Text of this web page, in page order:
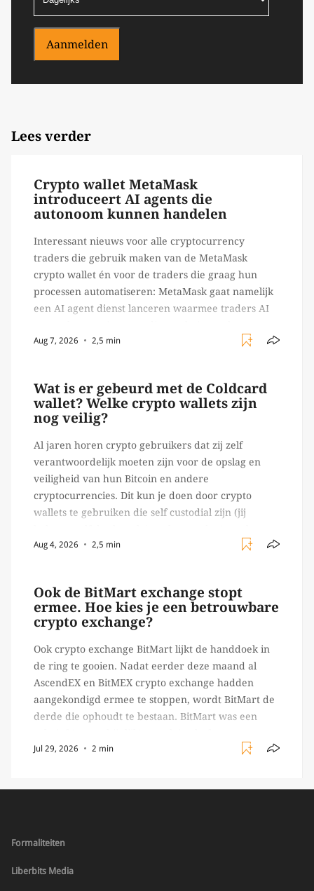
Aanmelden
Lees verder
Crypto wallet MetaMask
introduceert AI agents die
autonoom kunnen handelen
Interessant nieuws voor alle cryptocurrency
traders die gebruik maken van de MetaMask
crypto wallet én voor de traders die graag hun
processen automatiseren: MetaMask gaat namelijk
een AI agent dienst lanceren waarmee traders AI
verrichten, zoals het daadwerkelijk uitvoeren van
Aug 7, 2026 2,5 min
Wat is er gebeurd met de Coldcard
wallet? Welke crypto wallets zijn
nog veilig?
Al jaren horen crypto gebruikers dat zij zelf
verantwoordelijk moeten zijn voor de opslag en
veiligheid van hun Bitcoin en andere
cryptocurrencies. Dit kun je doen door crypto
wallets te gebruiken die self custodial zijn (jij
Ledger of Trezor bijvoorbeeld. Echter, op 29 juli
Aug 4, 2026 2,5 min
Ook de BitMart exchange stopt
ermee. Hoe kies je een betrouwbare
crypto exchange?
Ook crypto exchange BitMart lijkt de handdoek in
de ring te gooien. Nadat eerder deze maand al
AscendEX en BitMEX crypto exchange hadden
aangekondigd ermee te stoppen, wordt BitMart de
derde die ophoudt te bestaan. BitMart was een
crypto handelaren terecht konden om te handelen
Jul 29, 2026 2 min
Formaliteiten
Liberbits Media